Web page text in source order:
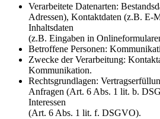
Verarbeitete Datenarten:
Adressen), Kontaktdaten (z.B. E-
Inhaltsdaten
(z.B. Eingaben in
Betroffene Personen:
Zwecke der Verarbeitung:
Kommunikation.
Rechtsgrundlagen:
Anfragen (Art. 6 Abs. 1 lit. b.
Interessen
(Art. 6 Abs. 1 lit. f. DSGVO).